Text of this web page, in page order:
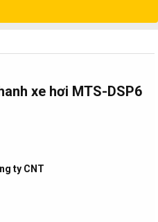
xe hơi MTS-DSP6
ty CNT